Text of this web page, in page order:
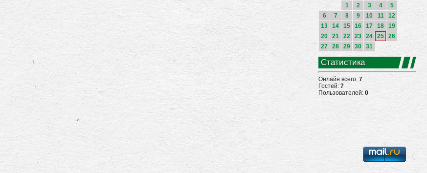
1
2 3 4
5
6
7 8 9 10 11
12
13
14 15 16 17 18
19
20
21 22 23 24 25
26
27
28 29 30 31
Статистика
Онлайн всего: 7
Гостей: 7
Пользователей: 0